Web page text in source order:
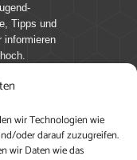
wir Technologien wie
oder darauf zuzugreifen.
wir Daten wie das
Tipps und
informieren
und